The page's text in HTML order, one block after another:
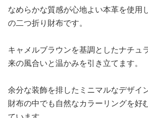
なめらかな質感が心地よい本革を使用
の二つ折り財布です。
キャメルブラウンを基調としたナチュ
来の風合いと温かみを引き立てます。
余分な装飾を排したミニマルなデザイ
財布の中でも自然なカラーリングを好